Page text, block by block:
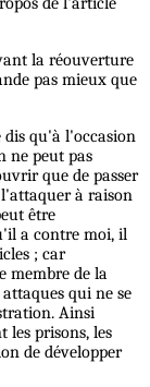
la réouverture
pas mieux que
dis qu'à l'occasion
ne peut pas
que de passer
à raison
être
a contre moi, il
; car
membre de la
qui ne se
Ainsi
les prisons, les
de développer